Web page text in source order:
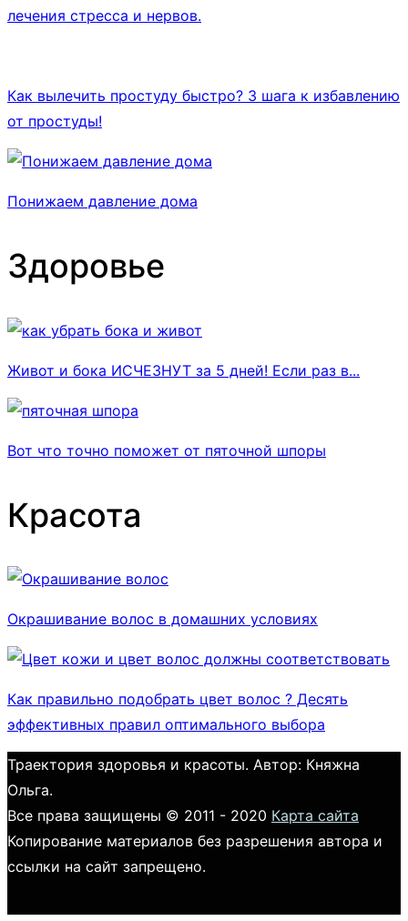
лечения стресса и нервов.
Как вылечить простуду быстро? 3 шага к избавлению
от простуды!
Понижаем давление дома
Здоровье
Живот и бока ИСЧЕЗНУТ за 5 дней! Если раз в...
Вот что точно поможет от пяточной шпоры
Красота
Окрашивание волос в домашних условиях
Как правильно подобрать цвет волос ? Десять
эффективных правил оптимального выбора
Траектория здоровья и красоты. Автор: Княжна
Ольга.
Все права защищены © 2011 - 2020 Карта сайта
Копирование материалов без разрешения автора и
ссылки на сайт запрещено.